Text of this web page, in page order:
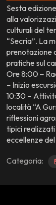
Sesta
alla
culturali del
“Secria”. La
prenotazione
pratiche sul
Ore 8:00 –
– Inizio
10:30 –
località “A
riflessioni
tipici
eccellenze
Categoria: